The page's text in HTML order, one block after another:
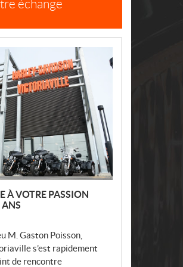
échange
À VOTRE PASSION
ANS
M. Gaston Poisson,
s’est rapidement
de rencontre